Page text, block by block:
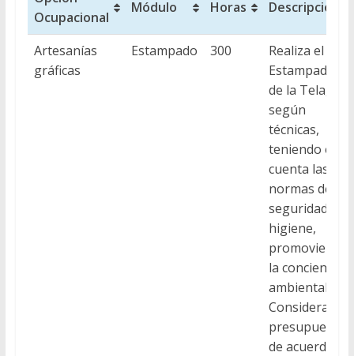
Ocupacional
Módulo Horas Descripción
Opción
Ocupacional
Módulo Horas Descripción
Artesanías
gráficas
Estampado 300
Realiza el
Estampado
de la Tela,
según
técnicas,
teniendo en
cuenta las
normas de
seguridad e
higiene,
promoviendo
la conciencia
ambiental.
Considerando
presupuestos
de acuerdo al